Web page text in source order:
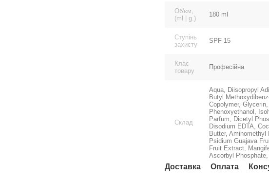
Об'єм,
(ml | g.)
180 ml
Ступінь
захисту
SPF 15
Клас
товару
Професійна
Склад
Aqua, Diisopropyl
Butyl
Copolymer,
Phenoxyethanol,
Parfum, Dicetyl
Disodium EDTA,
Butter,
Psidium Guajava
Fruit Extract,
Ascorbyl
Доставка Оплата